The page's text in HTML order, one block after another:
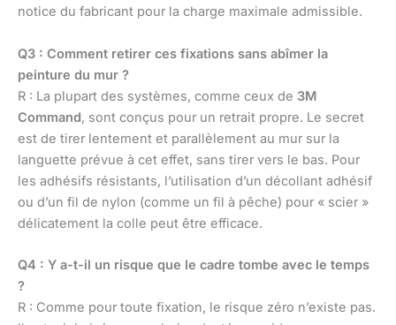
notice du fabricant pour la charge maximale admissible.
Q3 : Comment retirer ces fixations sans abîmer la
peinture du mur ?
R : La plupart des systèmes, comme ceux de 3M
Command, sont conçus pour un retrait propre. Le secret
est de tirer lentement et parallèlement au mur sur la
languette prévue à cet effet, sans tirer vers le bas. Pour
les adhésifs résistants, l’utilisation d’un décollant adhésif
ou d’un fil de nylon (comme un fil à pêche) pour « scier »
délicatement la colle peut être efficace.
Q4 : Y a-t-il un risque que le cadre tombe avec le temps
?
R : Comme pour toute fixation, le risque zéro n’existe pas.